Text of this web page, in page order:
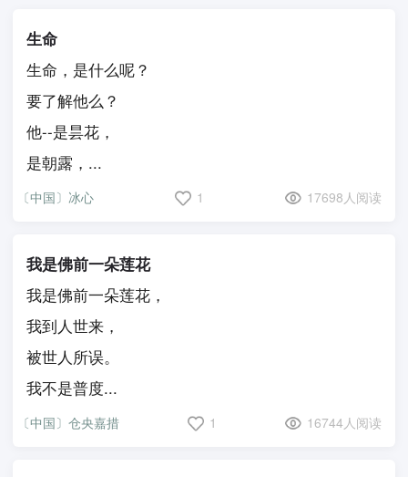
生命
生命，是什么呢？
要了解他么？
他--是昙花，
是朝露，...
〔中国〕冰心 1 17698人阅读
我是佛前一朵莲花
我是佛前一朵莲花，
我到人世来，
被世人所误。
我不是普度...
〔中国〕仓央嘉措 1 16744人阅读